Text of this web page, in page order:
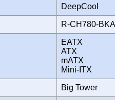
DeepCool
R-CH780-
EATX
ATX
mATX
Mini-ITX
Big Tower